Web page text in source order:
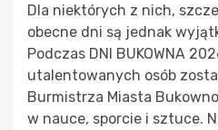
Dla niektórych z nich,
obecne dni są jednak
Podczas DNI BUKOWNA
utalentowanych osób
Burmistrza Miasta
w nauce, sporcie i sztuce.